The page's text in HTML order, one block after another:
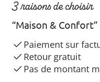
3 raisons de choisir
“Maison & Confort”
Paiement sur
Retour gratuit
Pas de montant